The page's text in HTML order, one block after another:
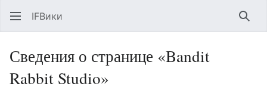
IFВики
Сведения о странице «Bandit
Rabbit Studio»